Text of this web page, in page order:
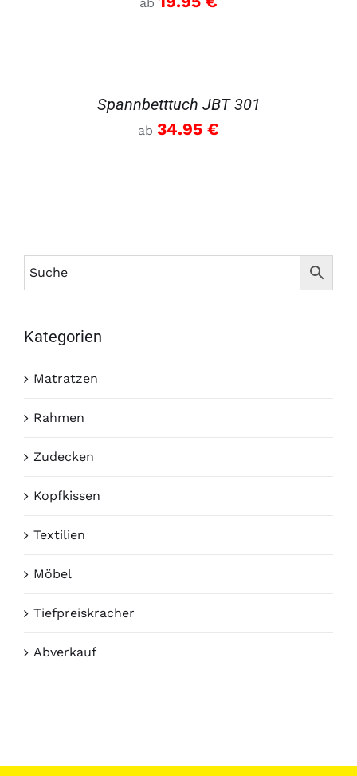
Spannbetttuch JBT 301
ab 34.95 €
Kategorien
Matratzen
Rahmen
Zudecken
Kopfkissen
Textilien
Möbel
Tiefpreiskracher
Abverkauf